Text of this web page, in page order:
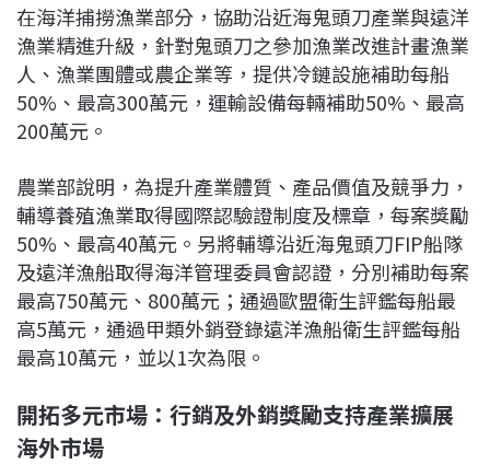
在海洋捕撈漁業部分，協助沿近海鬼頭刀產業與遠洋
漁業精進升級，針對鬼頭刀之參加漁業改進計畫漁業
人、漁業團體或農企業等，提供冷鏈設施補助每船
50%、最高300萬元，運輸設備每輛補助50%、最高
200萬元。
農業部說明，為提升產業體質、產品價值及競爭力，
輔導養殖漁業取得國際認驗證制度及標章，每案獎勵
50%、最高40萬元。另將輔導沿近海鬼頭刀FIP船隊
及遠洋漁船取得海洋管理委員會認證，分別補助每案
最高750萬元、800萬元；通過歐盟衛生評鑑每船最
高5萬元，通過甲類外銷登錄遠洋漁船衛生評鑑每船
最高10萬元，並以1次為限。
開拓多元市場：行銷及外銷獎勵支持產業擴展
海外市場